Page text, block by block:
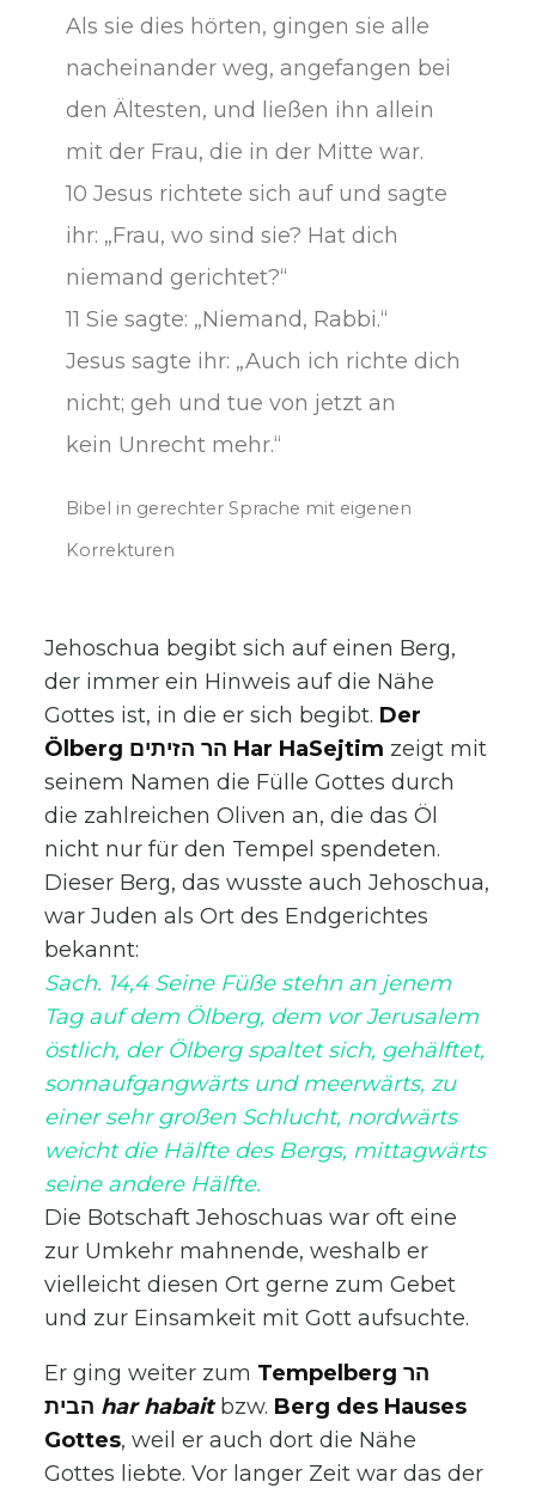
Als sie dies hörten, gingen sie alle
nacheinander weg, angefangen bei
den Ältesten, und ließen ihn allein
mit der Frau, die in der Mitte war.
10 Jesus richtete sich auf und sagte
ihr: „Frau, wo sind sie? Hat dich
niemand gerichtet?“
11 Sie sagte: „Niemand, Rabbi.“
Jesus sagte ihr: „Auch ich richte dich
nicht; geh und tue von jetzt an
kein Unrecht mehr.“
Bibel in gerechter Sprache mit eigenen
Korrekturen
Jehoschua begibt sich auf einen Berg,
der immer ein Hinweis auf die Nähe
Gottes ist, in die er sich begibt. Der
Ölberg הר הזיתים Har HaSejtim zeigt mit
seinem Namen die Fülle Gottes durch
die zahlreichen Oliven an, die das Öl
nicht nur für den Tempel spendeten.
Dieser Berg, das wusste auch Jehoschua,
war Juden als Ort des Endgerichtes
bekannt:
Sach. 14,4 Seine Füße stehn an jenem
Tag auf dem Ölberg, dem vor Jerusalem
östlich, der Ölberg spaltet sich, gehälftet,
sonnaufgangwärts und meerwärts, zu
einer sehr großen Schlucht, nordwärts
weicht die Hälfte des Bergs, mittagwärts
seine andere Hälfte.
Die Botschaft Jehoschuas war oft eine
zur Umkehr mahnende, weshalb er
vielleicht diesen Ort gerne zum Gebet
und zur Einsamkeit mit Gott aufsuchte.
Er ging weiter zum Tempelberg הר
har habaitbzw. Berg des Hauses
Gottes, weil er auch dort die Nähe
Gottes liebte. Vor langer Zeit war das der